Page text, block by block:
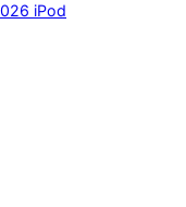
iPod